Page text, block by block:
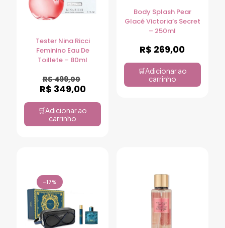
Tester Nina Ricci
Feminino Eau De
Toillete – 80ml
R$499,00
R$ 349,00
Adicionar ao
carrinho
Body Splash Pear
Glacé Victoria’s Secret
– 250ml
R$ 269,00
Adicionar ao
carrinho
-17%